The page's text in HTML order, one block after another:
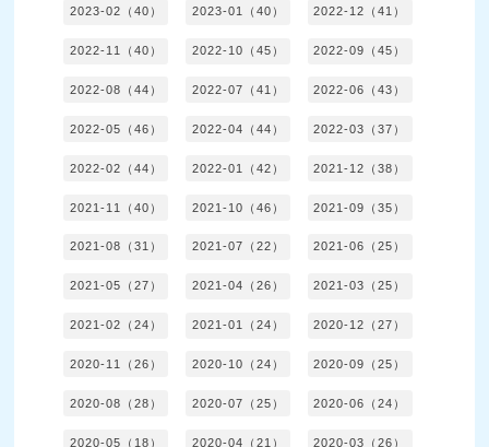
2023-02（40） 2023-01（40） 2022-12（41）
2022-11（40） 2022-10（45） 2022-09（45）
2022-08（44） 2022-07（41） 2022-06（43）
2022-05（46） 2022-04（44） 2022-03（37）
2022-02（44） 2022-01（42） 2021-12（38）
2021-11（40） 2021-10（46） 2021-09（35）
2021-08（31） 2021-07（22） 2021-06（25）
2021-05（27） 2021-04（26） 2021-03（25）
2021-02（24） 2021-01（24） 2020-12（27）
2020-11（26） 2020-10（24） 2020-09（25）
2020-08（28） 2020-07（25） 2020-06（24）
2020-05（18） 2020-04（21） 2020-03（26）